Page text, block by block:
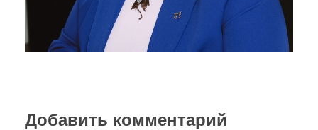
Добавить комментарий